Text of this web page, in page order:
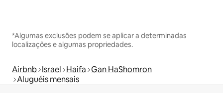
*Algumas exclusões podem se aplicar a determinadas
localizações e algumas propriedades.
Airbnb Israel Haifa Gan HaShomron
Aluguéis mensais